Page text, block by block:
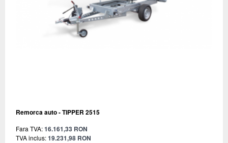
Remorca auto - TIPPER 2515
Fara TVA:16.161,33 RON
TVA inclus:19.231,98 RON